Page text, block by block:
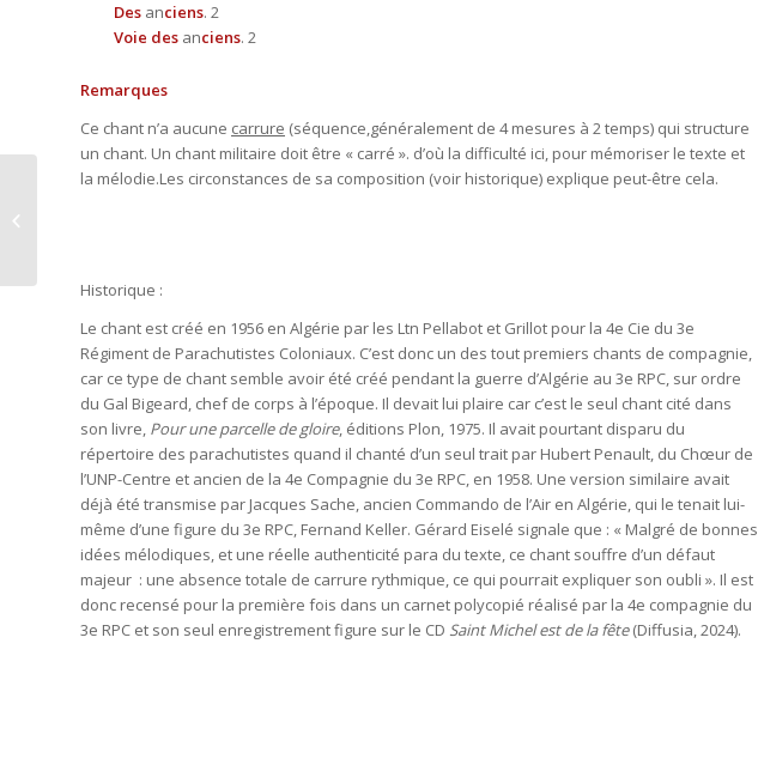
Des anciens. 2
Voie des anciens. 2
Remarques
Ce chant n’a aucune carrure (séquence,généralement de 4 mesures à 2 temps) qui structure
un chant. Un chant militaire doit être « carré ». d’où la difficulté ici, pour mémoriser le texte et
la mélodie.Les circonstances de sa composition (voir historique) explique peut-être cela.
Historique :
Le chant est créé en 1956 en Algérie par les Ltn Pellabot et Grillot pour la 4e Cie du 3e
Régiment de Parachutistes Coloniaux. C’est donc un des tout premiers chants de compagnie,
car ce type de chant semble avoir été créé pendant la guerre d’Algérie au 3e RPC, sur ordre
du Gal Bigeard, chef de corps à l’époque. Il devait lui plaire car c’est le seul chant cité dans
son livre, Pour une parcelle de gloire, éditions Plon, 1975. Il avait pourtant disparu du
répertoire des parachutistes quand il chanté d’un seul trait par Hubert Penault, du Chœur de
l’UNP-Centre et ancien de la 4e Compagnie du 3e RPC, en 1958. Une version similaire avait
déjà été transmise par Jacques Sache, ancien Commando de l’Air en Algérie, qui le tenait lui-
même d’une figure du 3e RPC, Fernand Keller. Gérard Eiselé signale que : « Malgré de bonnes
idées mélodiques, et une réelle authenticité para du texte, ce chant souffre d’un défaut
majeur : une absence totale de carrure rythmique, ce qui pourrait expliquer son oubli ». Il est
donc recensé pour la première fois dans un carnet polycopié réalisé par la 4e compagnie du
3e RPC et son seul enregistrement figure sur le CD Saint Michel est de la fête(Diffusia, 2024).